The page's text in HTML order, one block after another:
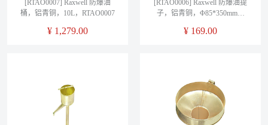
[RTAO0007] Raxwell 防爆油
桶，铝青铜，10L，RTAO0007
¥ 1,279.00
[RTAO0006] Raxwell 防爆油提
子，铝青铜，Φ85*350mm，
¥ 169.00